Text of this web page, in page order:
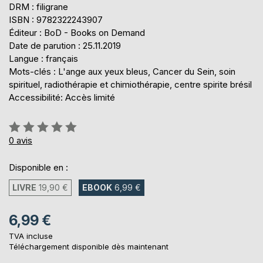
DRM : filigrane
ISBN : 9782322243907
Éditeur : BoD - Books on Demand
Date de parution : 25.11.2019
Langue : français
Mots-clés : L'ange aux yeux bleus, Cancer du Sein, soin
spirituel, radiothérapie et chimiothérapie, centre spirite brésil
Accessibilité: Accès limité
Évaluation:
0%
0 avis
Disponible en :
LIVRE 19,90 € EBOOK 6,99 €
6,99 €
TVA incluse
Téléchargement disponible dès maintenant